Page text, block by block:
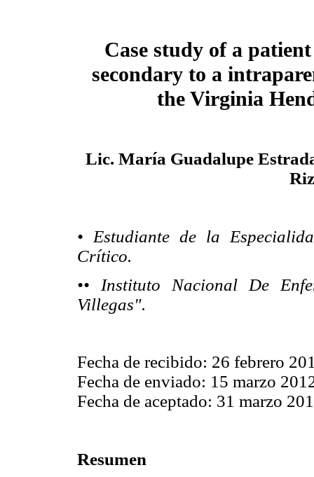
Case study of a
secondary to a
the Virginia
Lic. María Guadalupe
• Estudiante de la
Crítico.
•• Instituto Nacional De
Villegas".
Fecha de recibido: 26 febrero
Fecha de enviado: 15 marzo
Fecha de aceptado: 31 marzo
Resumen